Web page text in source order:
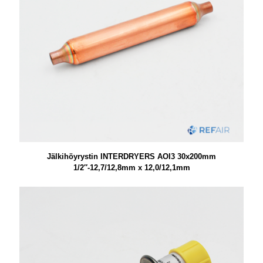
Jälkihöyrystin INTERDRYERS AOI3 30x200mm
1/2″-12,7/12,8mm x 12,0/12,1mm